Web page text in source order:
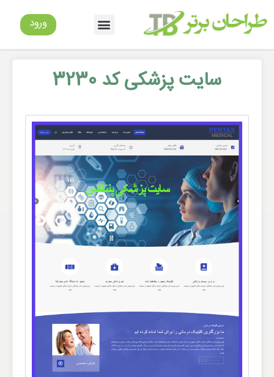
ورود
سایت پزشکی کد 3230